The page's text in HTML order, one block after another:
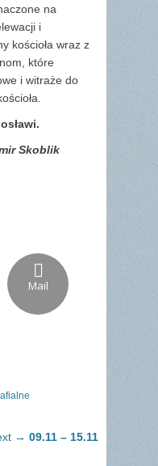
na
i
kościoła wraz z
które
i witraże do
Skoblik
Mail
→ Next
09.11 – 15.11